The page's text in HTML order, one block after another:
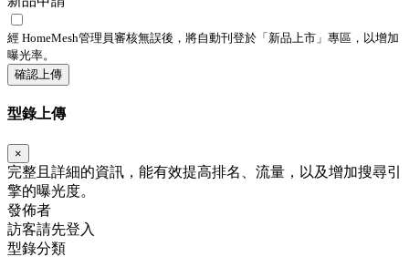
經 HomeMesh管理員審核無誤後，將自動刊登於「 新品上市 」專區，以增加
曝光率。
確認上傳
型錄上傳
×
完整且詳細的資訊，能有效提高排名、流量，以及增加搜尋引
擎的曝光度。
發佈者
訪客請先登入
型錄分類